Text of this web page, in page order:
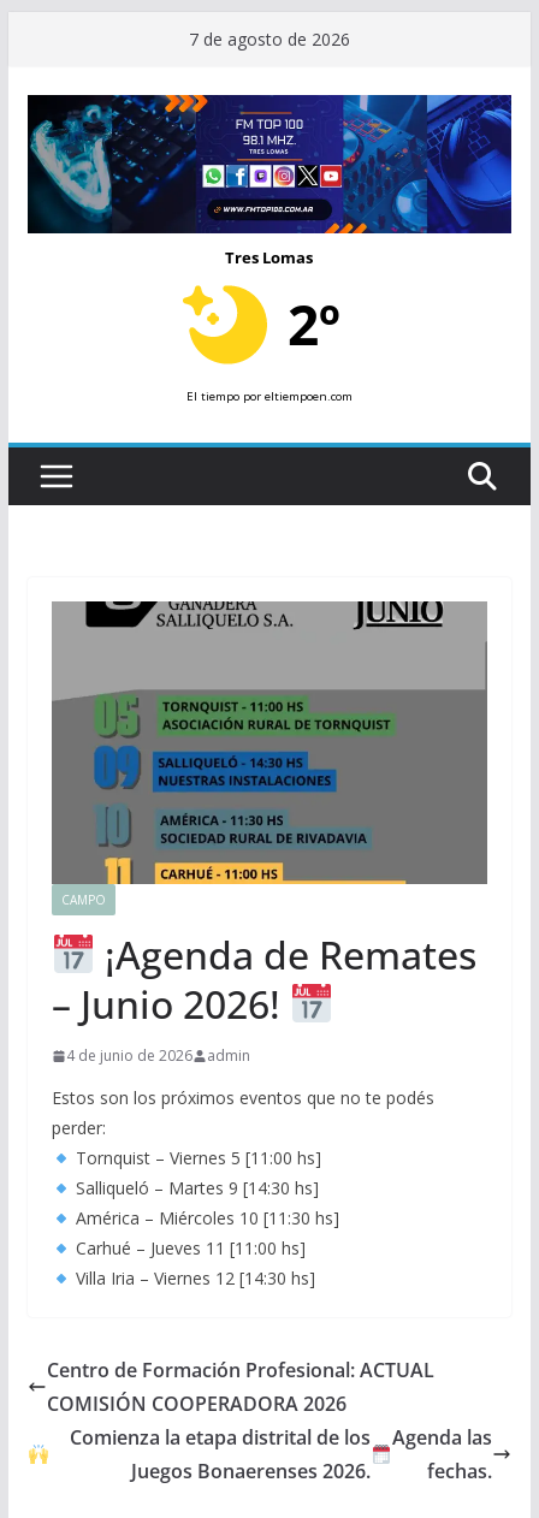
contenido
7 de agosto de 2026
Tres Lomas
2º
El tiempopor eltiempoen.com
CAMPO
¡Agenda de Remates
– Junio 2026!
4 de junio de 2026 admin
Estos son los próximos eventos que no te podés
perder:
Tornquist – Viernes 5 [11:00 hs]
Salliqueló – Martes 9 [14:30 hs]
América – Miércoles 10 [11:30 hs]
Carhué – Jueves 11 [11:00 hs]
Villa Iria – Viernes 12 [14:30 hs]
Centro de Formación Profesional: ACTUAL
COMISIÓN COOPERADORA 2026
Comienza la etapa distrital de los
Juegos Bonaerenses 2026.
Agenda las
fechas.